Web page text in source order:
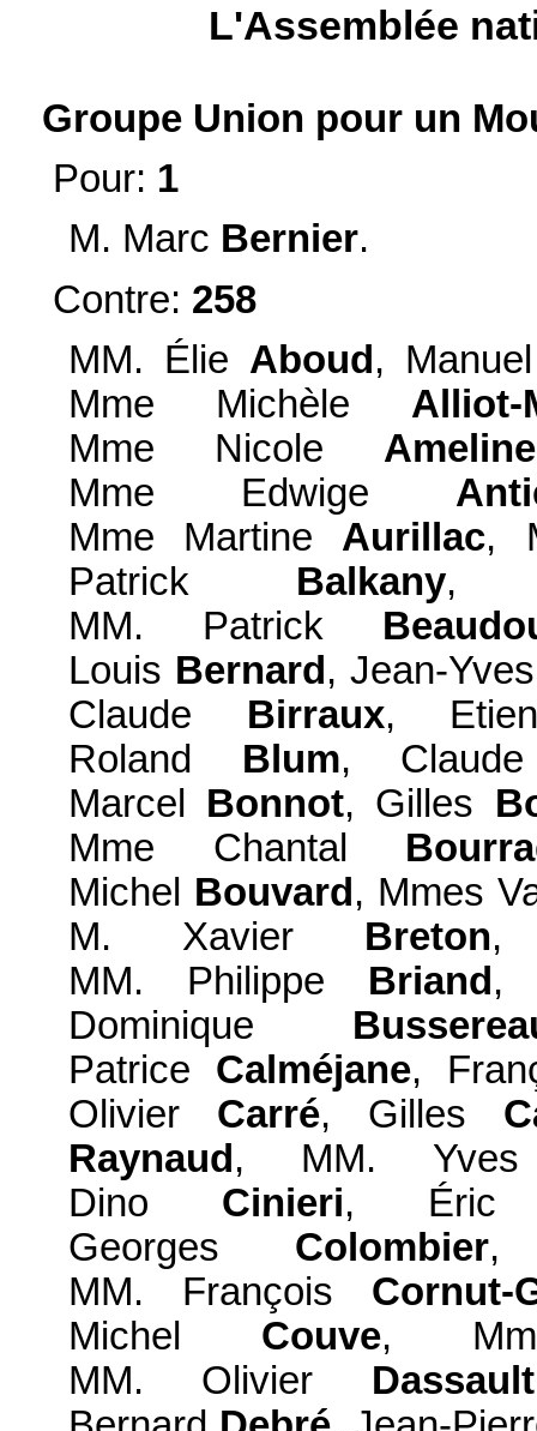
L'Assemblée
Groupe Union pour un
Pour: 1
M. Marc Bernier.
Contre: 258
MM. Élie Aboud ,
Mme Michèle Alliot-
Mme Nicole Ameline
Mme Edwige
Mme Martine Aurillac,
Patrick Balkany,
MM. Patrick
Louis Bernard , Jean-
Claude Birraux,
Roland Blum,
Marcel Bonnot, Gilles
Mme Chantal
Michel Bouvard , Mmes
M. Xavier Breton,
MM. Philippe Briand ,
Dominique
Patrice Calméjane,
Olivier Carré, Gilles
Raynaud , MM.
Dino Cinieri,
Georges Colombier,
MM. François Cornut-
Michel Couve,
MM. Olivier Dassault